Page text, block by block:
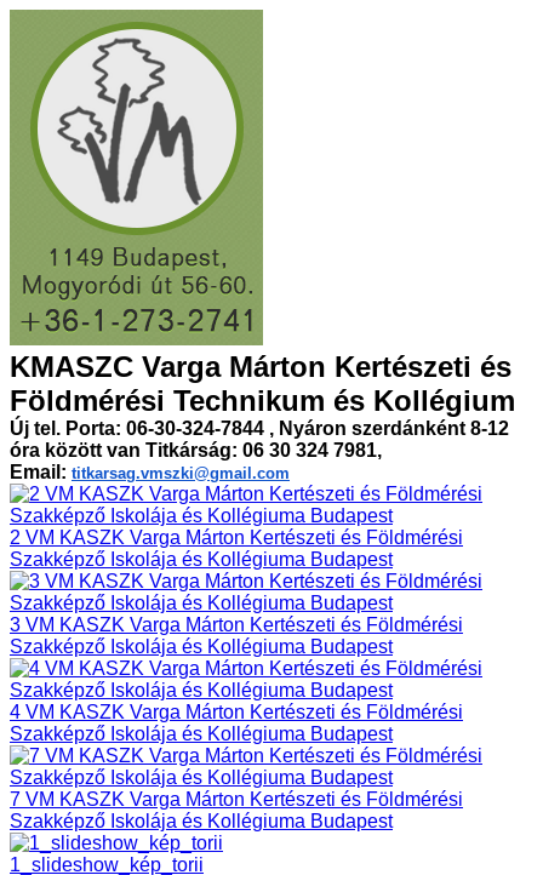
KMASZC Varga Márton Kertészeti és
Földmérési Technikum és Kollégium
Új tel. Porta: 06-30-324-7844 , Nyáron szerdánként 8-12
óra között van Titkárság: 06 30 324 7981,
Email: titkarsag.vmszki@gmail.com
2 VM KASZK Varga Márton Kertészeti és Földmérési
Szakképző Iskolája és Kollégiuma Budapest
3 VM KASZK Varga Márton Kertészeti és Földmérési
Szakképző Iskolája és Kollégiuma Budapest
4 VM KASZK Varga Márton Kertészeti és Földmérési
Szakképző Iskolája és Kollégiuma Budapest
7 VM KASZK Varga Márton Kertészeti és Földmérési
Szakképző Iskolája és Kollégiuma Budapest
1_slideshow_kép_torii